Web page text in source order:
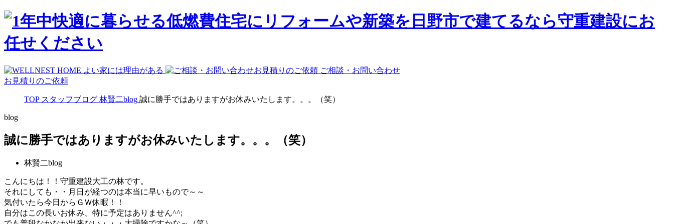
ご相談・お問い合わせ
お見積りのご依頼
TOP スタッフブログ 林賢二blog 誠に勝手ではありますがお休みいたします。。。（笑）
blog
誠に勝手ではありますがお休みいたします。。。（笑）
林賢二blog
こんにちは！！守重建設大工の林です。
それにしても・・月日が経つのは本当に早いもので～～
気付いたら今日からＧＷ休暇！！
自分はこの長いお休み、特に予定はありません^^;